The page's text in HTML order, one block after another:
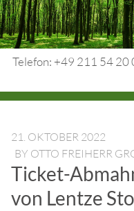
Skip
to
content
Telefon: +49 211 54 20
Medienrecht.
gewerbl.
Rechtsschutz.
21. OKTOBER 2022
BY OTTO FREIHERR
Ticket-
von Lentze